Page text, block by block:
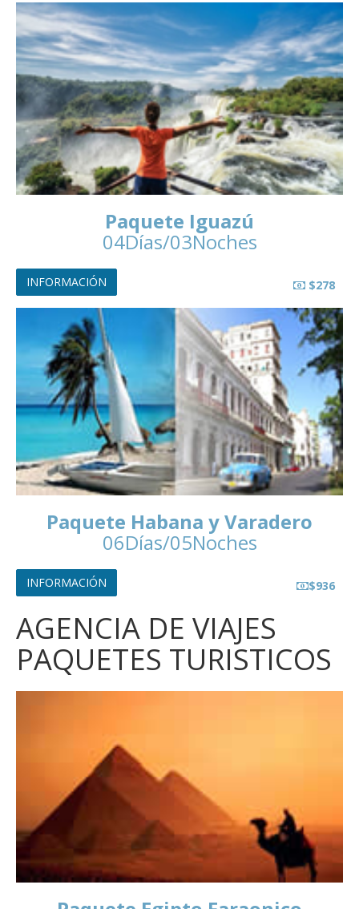
Paquete Iguazú
04Días/03Noches
$278
INFORMACIÓN
Paquete Habana y Varadero
06Días/05Noches
$936
INFORMACIÓN
AGENCIA DE VIAJES
PAQUETES TURISTICOS